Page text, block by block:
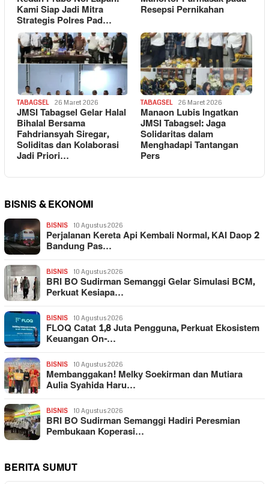
Kami Siap Jadi Mitra
Strategis Polres Pad…
Resepsi Pernikahan
TABAGSEL 26 Maret 2026
JMSI Tabagsel Gelar Halal
Bihalal Bersama
Fahdriansyah Siregar,
Soliditas dan Kolaborasi
Jadi Priori…
TABAGSEL 26 Maret 2026
Manaon Lubis Ingatkan
JMSI Tabagsel: Jaga
Solidaritas dalam
Menghadapi Tantangan
Pers
BISNIS & EKONOMI
BISNIS 10 Agustus 2026
Perjalanan Kereta Api Kembali Normal, KAI Daop 2
Bandung Pas…
BISNIS 10 Agustus 2026
BRI BO Sudirman Semanggi Gelar Simulasi BCM,
Perkuat Kesiapa…
BISNIS 10 Agustus 2026
FLOQ Catat 1,8 Juta Pengguna, Perkuat Ekosistem
Keuangan On-…
BISNIS 10 Agustus 2026
Membanggakan! Melky Soekirman dan Mutiara
Aulia Syahida Haru…
BISNIS 10 Agustus 2026
BRI BO Sudirman Semanggi Hadiri Peresmian
Pembukaan Koperasi…
BERITA SUMUT